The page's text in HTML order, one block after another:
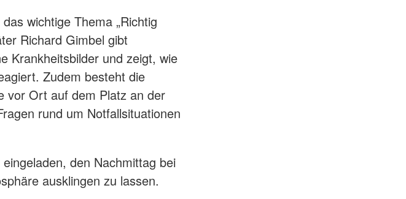
wichtige Thema „Richtig
Richard Gimbel gibt
Krankheitsbilder und zeigt, wie
Zudem besteht die
vor Ort auf dem Platz an der
rund um Notfallsituationen
den Nachmittag bei
ausklingen zu lassen.